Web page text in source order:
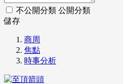
不公開分類 公開分類
儲存
商周
焦點
時事分析